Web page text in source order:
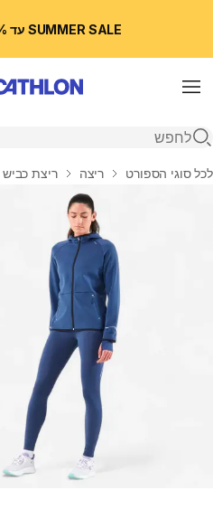
SUMMER SALE עד 50% הנחה 🛍️
Menu
פתיחת חיפוש
בית
לכל סוגי הספורט ריצה ריצת כביש